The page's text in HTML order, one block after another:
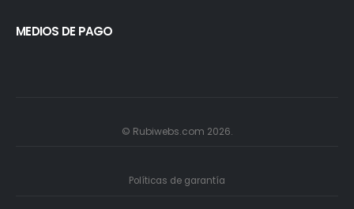
MEDIOS DE PAGO
© Rubiwebs.com 2026.
Políticas de garantía